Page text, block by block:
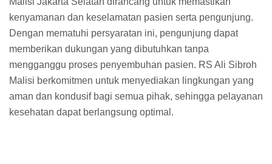
kenyamanan dan keselamatan pasien serta pengunjung.
Dengan mematuhi persyaratan ini, pengunjung dapat
memberikan dukungan yang dibutuhkan tanpa
mengganggu proses penyembuhan pasien. RS Ali Sibroh
Malisi berkomitmen untuk menyediakan lingkungan yang
aman dan kondusif bagi semua pihak, sehingga pelayanan
kesehatan dapat berlangsung optimal.